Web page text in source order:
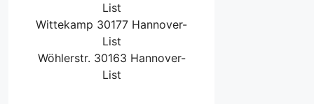
List
Wittekamp 30177 Hannover-
List
Wöhlerstr. 30163 Hannover-
List